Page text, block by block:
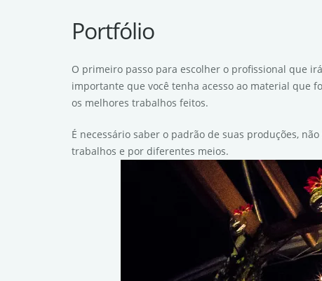
Portfólio
O primeiro passo para escolher o profissional que
importante que você tenha acesso ao material que
os melhores trabalhos feitos.
É necessário saber o padrão de suas produções,
trabalhos e por diferentes meios.